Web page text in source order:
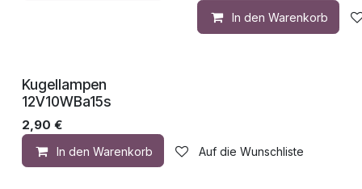
In den Warenkorb
Kugellampen
12V10WBa15s
2,90 €
In den Warenkorb Auf die Wunschliste